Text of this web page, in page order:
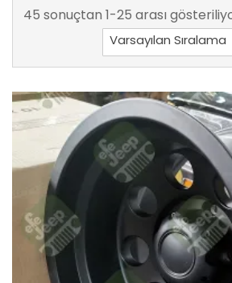
45 sonuçtan 1-25 arası
Varsayılan Sıralama